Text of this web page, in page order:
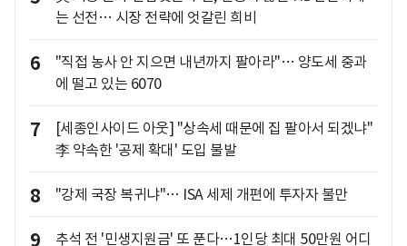
는 선전… 시장 전략에 엇갈린 희비
6
"직접 농사 안 지으면 내년까지 팔아라"… 양도세 중과
에 떨고 있는 6070
7
[세종인사이드 아웃] "상속세 때문에 집 팔아서 되겠냐"
李 약속한 '공제 확대' 도입 불발
8 "강제 국장 복귀냐"… ISA 세제 개편에 투자자 불만
9
추석 전 '민생지원금' 또 푼다…1인당 최대 50만원 어디